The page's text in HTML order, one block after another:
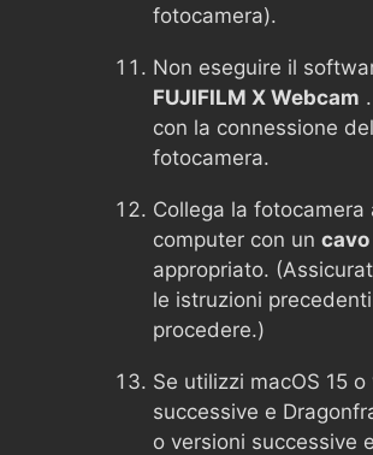
fotocamera).
Non eseguire il
FUJIFILM X Webcam
con la connessione
fotocamera.
Collega la fotocamera
computer con un cavo
appropriato.
le istruzioni
procedere.)
Se utilizzi macOS 15 o
successive e
o versioni successive